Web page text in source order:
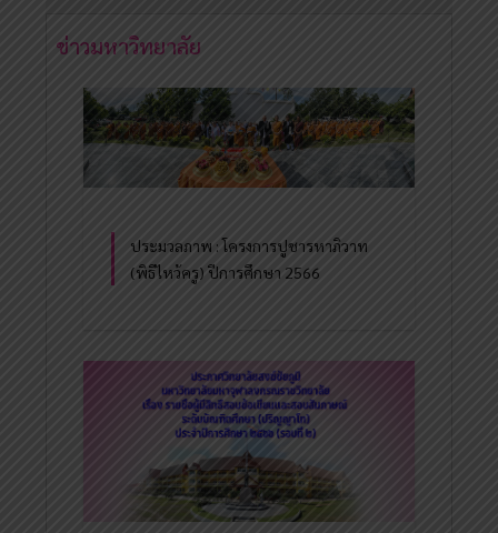
ข่าวมหาวิทยาลัย
ประมวลภาพ : โครงการปูชารหาภิวาท
(พิธีไหว้ครู) ปีการศึกษา 2566